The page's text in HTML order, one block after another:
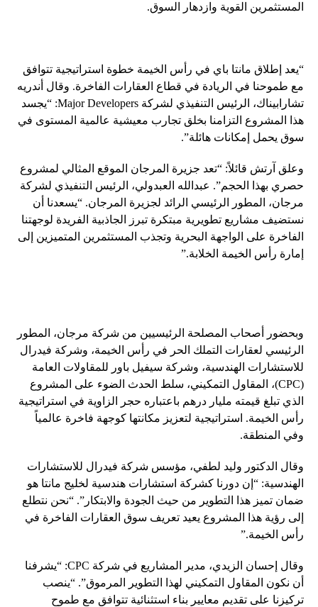
المستثمرين القوية وازدهار السوق.
“يعد إطلاق مانتا باي في رأس الخيمة خطوة استراتيجية تتوافق
مع طموحنا في الريادة في قطاع العقارات الفاخرة. وقال أندريه
تشارابيناك، الرئيس التنفيذي لشركة Major Developers: “يجسد
هذا المشروع التزامنا بخلق تجارب معيشية عالمية المستوى في
سوق يحمل إمكانات هائلة”.
وعلق آرتش قائلاً: “تعد جزيرة المرجان الموقع المثالي لمشروع
حصري بهذا الحجم”. عبدالله العبدولي، الرئيس التنفيذي لشركة
مرجان، المطور الرئيسي الرائد لجزيرة المرجان. “يسعدنا أن
نستضيف مشاريع تطويرية مبتكرة تبرز الجاذبية الفريدة لوجهتنا
الفاخرة على الواجهة البحرية وتجذب المستثمرين المتميزين إلى
إمارة رأس الخيمة الخلابة.”
وبحضور أصحاب المصلحة الرئيسيين من شركة مرجان، المطور
الرئيسي لعقارات التملك الحر في رأس الخيمة، وشركة فيدرال
للاستشارات الهندسية، وشركة سيفيل باور للمقاولات العامة
(CPC)، المقاول التمكيني، سلط الحدث الضوء على المشروع
الذي تبلغ قيمته مليار درهم باعتباره حجر الزاوية في استراتيجية
رأس الخيمة. استراتيجية لتعزيز مكانتها كوجهة فاخرة عالمياً
وفي المنطقة.
وقال الدكتور وليد لطفي، مؤسس شركة فيدرال للاستشارات
الهندسية: “إن دورنا كشركة استشارات هندسية لخليج مانتا هو
ضمان تميز هذا التطوير من حيث الجودة والابتكار”. “نحن نتطلع
إلى رؤية هذا المشروع يعيد تعريف سوق العقارات الفاخرة في
رأس الخيمة.”
وقال إحسان الزيدي، مدير المشاريع في شركة CPC: “يشرفنا
أن نكون المقاول التمكيني لهذا التطوير المرموق”. “ينصب
تركيزنا على تقديم معايير بناء استثنائية تتوافق مع طموح